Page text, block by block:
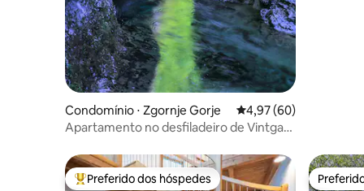
Condomínio ⋅ Zgornje Gorje 4,97 de uma avaliação
4,97 (60)
Apartamento no desfiladeiro de Vintgar -
Entre os melhores preferidos dos hóspedes
Preferido dos hóspedes